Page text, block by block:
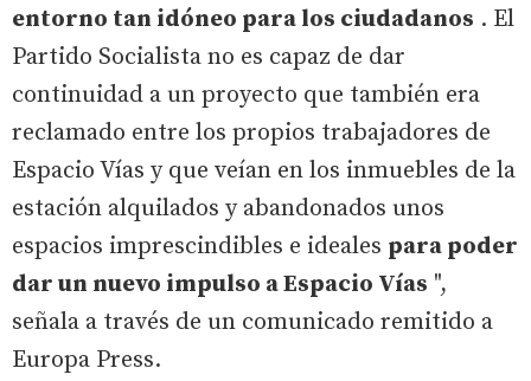
entorno tan idóneo para los ciudadanos . El
Partido Socialista no es capaz de dar
continuidad a un proyecto que también era
reclamado entre los propios trabajadores de
Espacio Vías y que veían en los inmuebles de la
estación alquilados y abandonados unos
espacios imprescindibles e ideales para poder
dar un nuevo impulso a Espacio Vías ",
señala a través de un comunicado remitido a
Europa Press.